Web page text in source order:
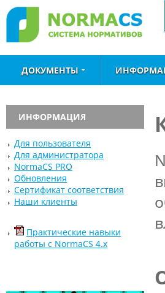
ДОКУМЕНТЫ
ИНФОРМАЦИЯ
Для пользователя
Для администратора
NormaCS PRO
Обновления
Сертификат соответствия
Наши клиенты
Практические навыки
работы с NormaCS 4.x